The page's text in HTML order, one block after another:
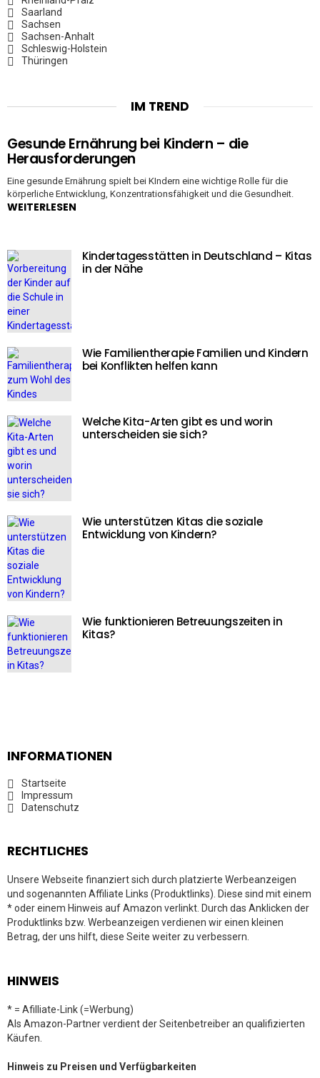
Saarland
Sachsen
Sachsen-Anhalt
Schleswig-Holstein
Thüringen
IM TREND
Gesunde Ernährung bei Kindern – die
Herausforderungen
Eine gesunde Ernährung spielt bei KIndern eine wichtige Rolle für die
körperliche Entwicklung, Konzentrationsfähigkeit und die Gesundheit.
WEITERLESEN
Kindertagesstätten in Deutschland – Kitas
in der Nähe
Wie Familientherapie Familien und Kindern
bei Konflikten helfen kann
Welche Kita-Arten gibt es und worin
unterscheiden sie sich?
Wie unterstützen Kitas die soziale
Entwicklung von Kindern?
Wie funktionieren Betreuungszeiten in
Kitas?
INFORMATIONEN
Startseite
Impressum
Datenschutz
RECHTLICHES
Unsere Webseite finanziert sich durch platzierte Werbeanzeigen
und sogenannten Affiliate Links (Produktlinks). Diese sind mit einem
* oder einem Hinweis auf Amazon verlinkt. Durch das Anklicken der
Produktlinks bzw. Werbeanzeigen verdienen wir einen kleinen
Betrag, der uns hilft, diese Seite weiter zu verbessern.
HINWEIS
* = Afilliate-Link (=Werbung)
Als Amazon-Partner verdient der Seitenbetreiber an qualifizierten
Käufen.
Hinweis zu Preisen und Verfügbarkeiten